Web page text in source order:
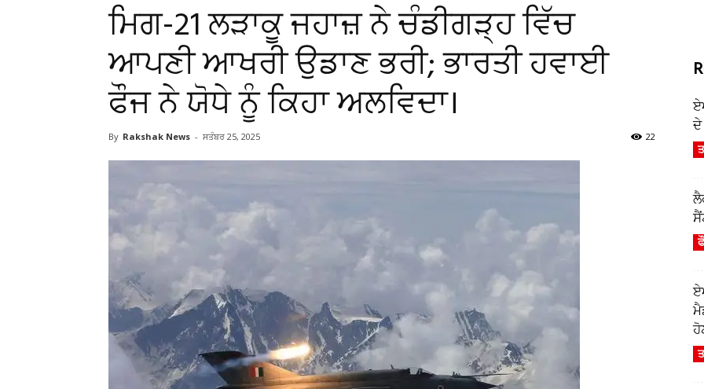
ਮਿਗ-21 ਲੜਾਕੂ ਜਹਾਜ਼ ਨੇ ਚੰਡੀਗੜ੍ਹ ਵਿੱਚ
ਆਪਣੀ ਆਖਰੀ ਉਡਾਣ ਭਰੀ; ਭਾਰਤੀ ਹਵਾਈ
ਫੌਜ ਨੇ ਯੋਧੇ ਨੂੰ ਕਿਹਾ ਅਲਵਿਦਾ।
By Rakshak News - ਸਤੰਬਰ 25, 2025 22